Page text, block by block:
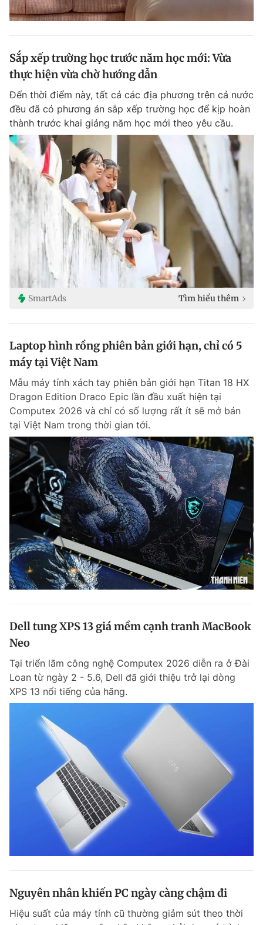
Sắp xếp trường học trước năm học mới: Vừa
thực hiện vừa chờ hướng dẫn
Đến thời điểm này, tất cả các địa phương trên cả nước
đều đã có phương án sắp xếp trường học để kịp hoàn
thành trước khai giảng năm học mới theo yêu cầu.
SmartAds Tìm hiểu thêm
Laptop hình rồng phiên bản giới hạn, chỉ có 5
máy tại Việt Nam
Mẫu máy tính xách tay phiên bản giới hạn Titan 18 HX
Dragon Edition Draco Epic lần đầu xuất hiện tại
Computex 2026 và chỉ có số lượng rất ít sẽ mở bán
tại Việt Nam trong thời gian tới.
Dell tung XPS 13 giá mềm cạnh tranh MacBook
Neo
Tại triển lãm công nghệ Computex 2026 diễn ra ở Đài
Loan từ ngày 2 - 5.6, Dell đã giới thiệu trở lại dòng
XPS 13 nổi tiếng của hãng.
Nguyên nhân khiến PC ngày càng chậm đi
Hiệu suất của máy tính cũ thường giảm sút theo thời